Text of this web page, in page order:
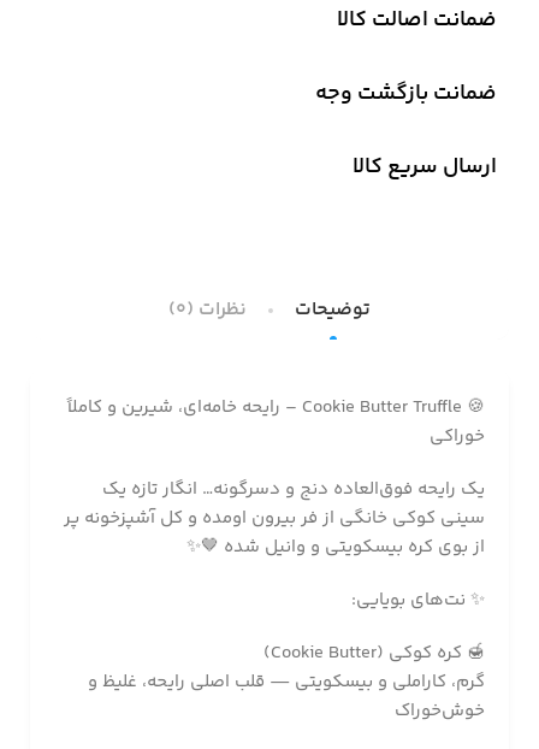
ضمانت اصالت کالا
ضمانت بازگشت وجه
ارسال سریع کالا
توضیحات نظرات (0)
🍪 Cookie Butter Truffle – رایحه خامه‌ای، شیرین و کاملاً
خوراکی
یک رایحه فوق‌العاده دنج و دسرگونه… انگار تازه یک
سینی کوکی خانگی از فر بیرون اومده و کل آشپزخونه پر
از بوی کره بیسکویتی و وانیل شده 🤎✨
✨ نت‌های بویایی:
🍯 کره کوکی (Cookie Butter)
گرم، کاراملی و بیسکویتی — قلب اصلی رایحه، غلیظ و
خوش‌خوراک